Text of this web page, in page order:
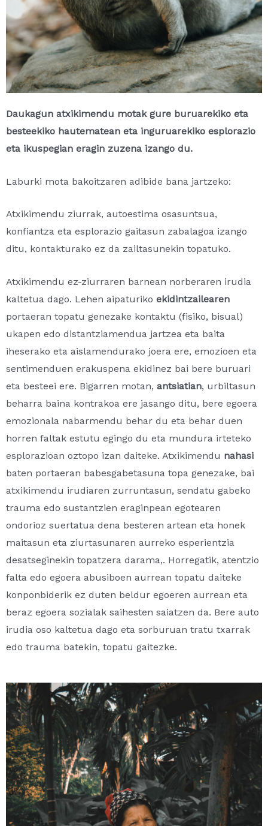
Daukagun atxikimendu motak gure buruarekiko eta
besteekiko hautematean eta inguruarekiko esplorazio
eta ikuspegian eragin zuzena izango du.
Laburki mota bakoitzaren adibide bana jartzeko:
Atxikimendu ziurrak, autoestima osasuntsua,
konfiantza eta esplorazio gaitasun zabalagoa izango
ditu, kontakturako ez da zailtasunekin topatuko.
Atxikimendu ez-ziurraren barnean norberaren irudia
kaltetua dago. Lehen aipaturiko ekidintzailearen
portaeran topatu genezake kontaktu (fisiko, bisual)
ukapen edo distantziamendua jartzea eta baita
iheserako eta aislamendurako joera ere, emozioen eta
sentimenduen erakuspena ekidinez bai bere buruari
eta besteei ere. Bigarren motan, antsiatian, urbiltasun
beharra baina kontrakoa ere jasango ditu, bere egoera
emozionala nabarmendu behar du eta behar duen
horren faltak estutu egingo du eta mundura irteteko
esplorazioan oztopo izan daiteke. Atxikimendu nahasi
baten portaeran babesgabetasuna topa genezake, bai
atxikimendu irudiaren zurruntasun, sendatu gabeko
trauma edo sustantzien eraginpean egotearen
ondorioz suertatua dena besteren artean eta honek
maitasun eta ziurtasunaren aurreko esperientzia
desatseginekin topatzera darama,. Horregatik, atentzio
falta edo egoera abusiboen aurrean topatu daiteke
konponbiderik ez duten beldur egoeren aurrean eta
beraz egoera sozialak saihesten saiatzen da. Bere auto
irudia oso kaltetua dago eta sorburuan tratu txarrak
edo trauma batekin, topatu gaitezke.